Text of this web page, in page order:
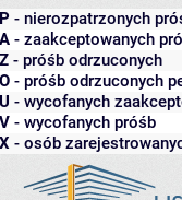
P - nierozpatrzonych
A - zaakceptowanych
Z - próśb odrzuconych
O - próśb odrzuconych
U - wycofanych
V - wycofanych próśb
X - osób